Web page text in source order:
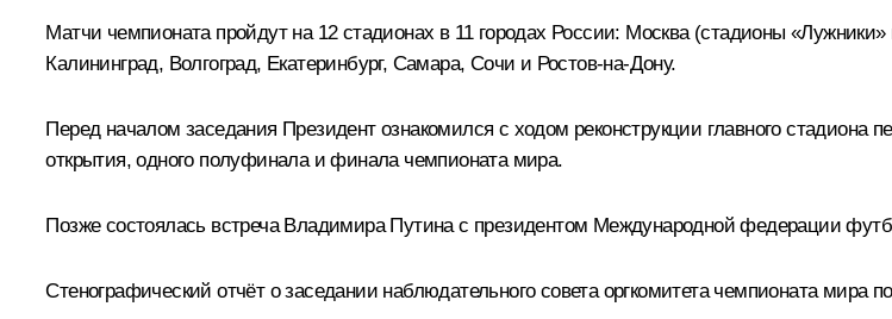
Матчи чемпионата пройдут на 12 стадионах в 11 городах России: Москва (стадионы
Калининград, Волгоград, Екатеринбург, Самара, Сочи и Ростов-на-Дону.
Перед началом заседания Президент ознакомился с ходом реконструкции главного стадиона
открытия, одного полуфинала и финала чемпионата мира.
Позже состоялась встреча Владимира Путина с президентом Международной федерации
Стенографический отчёт о заседании наблюдательного совета оргкомитета чемпионата мира